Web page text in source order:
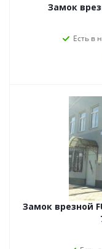
Замок
Есть в
Замок врезной